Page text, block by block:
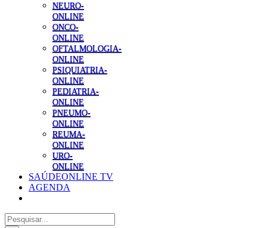
NEURO-
ONLINE
ONCO-
ONLINE
OFTALMOLOGIA-
ONLINE
PSIQUIATRIA-
ONLINE
PEDIATRIA-
ONLINE
PNEUMO-
ONLINE
REUMA-
ONLINE
URO-
ONLINE
SAÚDEONLINE TV
AGENDA
Pesquisar